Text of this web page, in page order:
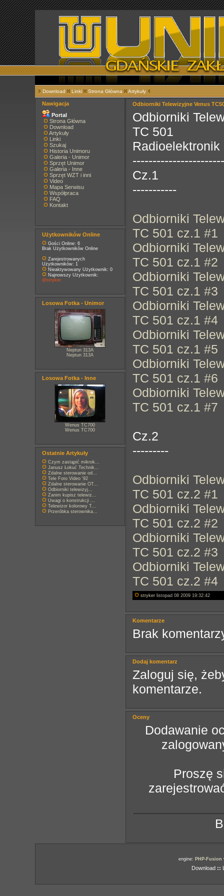
Download Linki Strona Główna Artykuły
Nawigacja
Portal
Strona Główna
Download
Artykuły
Linki
Szukaj
Historia Unimoru
Galeria - Unimor
Sprzęt Unimor
Galeria - Inne
Sprzęt WZT i inni
Video
Mapa Serwisu
Współpraca
FAQ
Kontakt
Użytkowników Online
Gości Online: 6
Brak Użytkowników Online
Zarejestrowanych
Użytkowników: 1
Nieaktywowany Użytkownik: 0
Najnowszy Użytkownik:
@stryker
Losowa Fotka - Unimor
Neptun 313A
Neptun 313A
Losowa Fotka - Inne
Wenus TC700
Wenus TC700
Ostatnie Artykuły
Czym zastąpić mikrok...
Janusz Łokuć Technik...
Zdalne sterowanie od...
Tele Foto Video '92
Zdalne sterowanie OT...
Odbiorniki telewizyj...
Zanim kupisz telewiz...
Uwagi o konstrukcji ...
Telewizor kolorowy T...
Przeróbka sterownika...
Odbiorniki Telewizyjne Venus
Odbiorniki
TC 501
Cz.1
-----------
Odbiorniki
TC 501 cz.1 #1
Odbiorniki
TC 501 cz.1 #2
Odbiorniki
TC 501 cz.1 #3
Odbiorniki
TC 501 cz.1 #4
Odbiorniki
TC 501 cz.1 #5
Odbiorniki
TC 501 cz.1 #6
Odbiorniki
TC 501 cz.1 #7
Cz.2
---------
Odbiorniki
TC 501 cz.2 #1
Odbiorniki
TC 501 cz.2 #2
Odbiorniki
TC 501 cz.2 #3
Odbiorniki
TC 501 cz.2 #4
stryker listopad 08 2009 19:32:42
Komentarze
Brak
Dodaj komentarz
Zaloguj się,
komentarze.
Oceny
Dodawanie
Proszę
engine: PHP-Fusion
Download ::